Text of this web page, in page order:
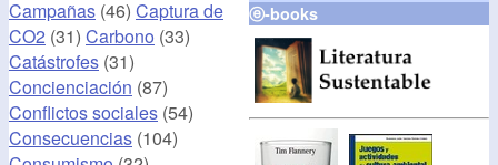
Campañas (46) Captura de
CO2 (31) Carbono (33)
Catástrofes (31)
Concienciación (87)
Conflictos sociales (54)
Consecuencias (104)
ⓔ-books